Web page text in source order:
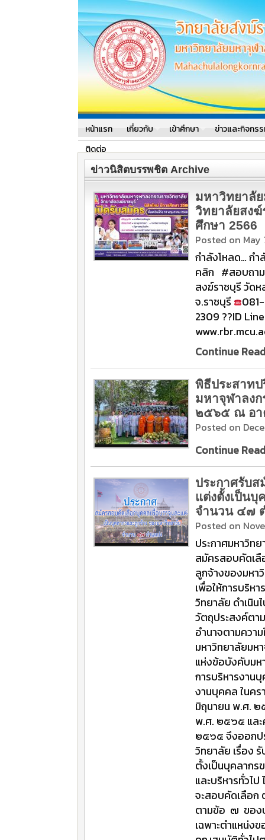
มหาวิทยาลัยมหาจุฬาลงกรณ
มหาวิทยาลัยมหาจุฬาลงกรณราชวิ
หน้าแรก เกี่ยวกับ เข้าศึกษา
ข่าวและกิจกร
ติดต่อ
ข่าวนิสิตบรรพชิต Archive
มหาวิทยาลั
วิทยาลัยสงฆ์
ศึกษา 2566
Posted on May
กำลังโหลด… กำ
คลิก #สอบถาม
สงฆ์ราชบุรี วัด
จ.ราชบุรี
2309 ??ID
Continue
พิธีประสาท
มหาจุฬาลง
๒๕๖๕ ณ อา
Posted on
Continue
ประกาศรับส
แต่งตั้งเป็นบุ
จำนวน ๔๗
Posted on
ประกาศมหาวิท
สมัครสอบคัดเลื
ลูกจ้างของ
เพื่อให้การบริห
วิทยาลัย ดำเนิน
วัตถุประสงค์
อำนาจตามคว
มหาวิทยาลัยม
แห่งข้อบังคับมห
การบริหารงาน
งานบุคคล ในค
มิถุนายน พ.ศ.
พ.ศ. ๒๕๖๕ แล
๒๕๖๕ จึงออกป
วิทยาลัย เรื่อง
ตั้งเป็นบุคลากร
และบริหารทั่วไ
จะสอบคัดเลือก
ตามข้อ ๗ ของ
เฉพาะตำแหน่